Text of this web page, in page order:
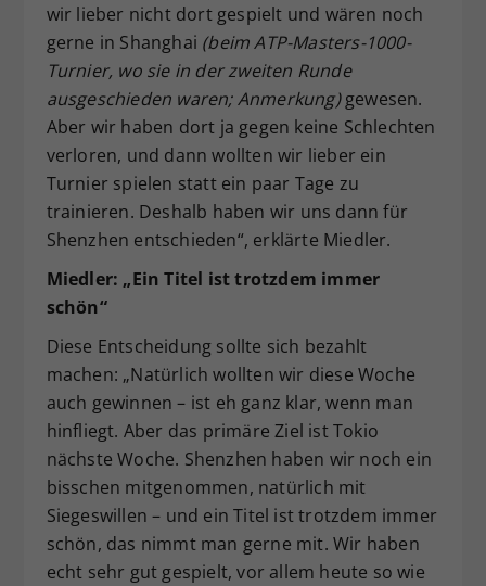
wir lieber nicht dort gespielt und wären noch
gerne in Shanghai (beim ATP-Masters-1000-
Turnier, wo sie in der zweiten Runde
ausgeschieden waren; Anmerkung)gewesen.
Aber wir haben dort ja gegen keine Schlechten
verloren, und dann wollten wir lieber ein
Turnier spielen statt ein paar Tage zu
trainieren. Deshalb haben wir uns dann für
Shenzhen entschieden“, erklärte Miedler.
Miedler: „Ein Titel ist trotzdem immer
schön“
Diese Entscheidung sollte sich bezahlt
machen: „Natürlich wollten wir diese Woche
auch gewinnen – ist eh ganz klar, wenn man
hinfliegt. Aber das primäre Ziel ist Tokio
nächste Woche. Shenzhen haben wir noch ein
bisschen mitgenommen, natürlich mit
Siegeswillen – und ein Titel ist trotzdem immer
schön, das nimmt man gerne mit. Wir haben
echt sehr gut gespielt, vor allem heute so wie